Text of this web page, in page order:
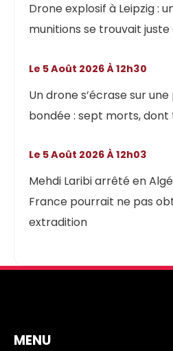
Drone explosif à Leipzig :
munitions se trouvait
Un drone s’écrase sur
bondée : sept morts,
Le 5 Août 2026 À 12h30
Mehdi Laribi arrêté en
France pourrait ne pas
extradition
Le 5 Août 2026 À 12h03
MENU